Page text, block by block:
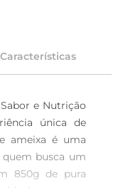
Características
e Nutrição
única de
ameixa é uma
busca um
850g de pura